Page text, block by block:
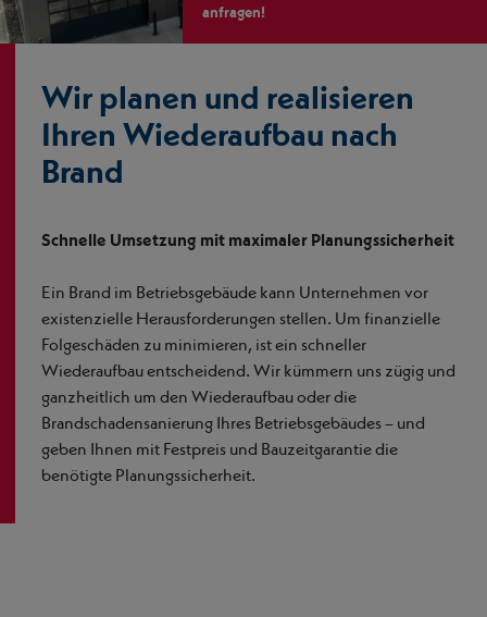
anfragen!
Wir planen und realisieren
Ihren Wiederaufbau nach
Brand
Schnelle Umsetzung mit maximaler Planungssicherheit
Ein Brand im Betriebsgebäude kann Unternehmen vor
existenzielle Herausforderungen stellen. Um finanzielle
Folgeschäden zu minimieren, ist ein schneller
Wiederaufbau entscheidend. Wir kümmern uns zügig und
ganzheitlich um den Wiederaufbau oder die
Brandschadensanierung Ihres Betriebsgebäudes – und
geben Ihnen mit Festpreis und Bauzeitgarantie die
benötigte Planungssicherheit.